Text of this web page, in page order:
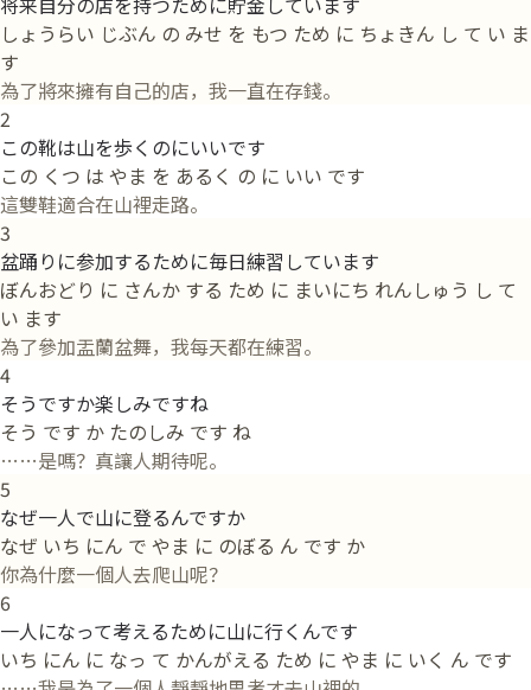
しょうらい じぶん の みせ を もつ ため に ちょきん し て い ま
す
為了將來擁有自己的店，我一直在存錢。
2
この靴は山を歩くのにいいです
この くつ は やま を あるく の に いい です
這雙鞋適合在山裡走路。
3
盆踊りに参加するために毎日練習しています
ぼんおどり に さんか する ため に まいにち れんしゅう し て
い ます
為了參加盂蘭盆舞，我每天都在練習。
4
そうですか楽しみですね
そう です か たのしみ です ね
……是嗎？真讓人期待呢。
5
なぜ一人で山に登るんですか
なぜ いち にん で やま に のぼる ん です か
你為什麼一個人去爬山呢？
6
一人になって考えるために山に行くんです
いち にん に なっ て かんがえる ため に やま に いく ん です